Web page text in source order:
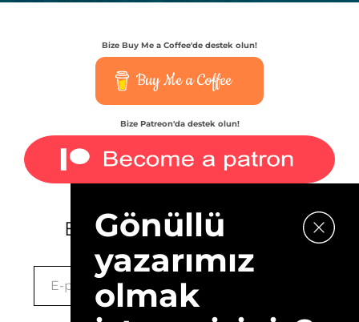
Bize Buy Me a Coffee'de destek olun!
Buy Me a Coffee
Bize Patreon'da destek olun!
E-bültenimize kaydolun.
Gönüllü
yazarımız
olmak